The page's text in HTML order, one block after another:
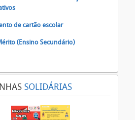
de cartão escolar
(Ensino Secundário)
SOLIDÁRIAS